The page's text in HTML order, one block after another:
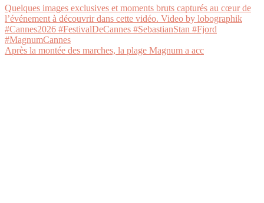
Après la montée des marches, la plage Magnum a acc